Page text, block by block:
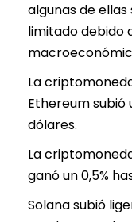
algunas de
limitado debido
La
Ethereum subió
dólares.
La
ganó un 0,5%
Solana subió